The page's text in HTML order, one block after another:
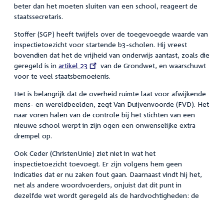
beter dan het moeten sluiten van een school, reageert de
staatssecretaris.
Stoffer (SGP) heeft twijfels over de toegevoegde waarde van
inspectietoezicht voor startende b3-scholen. Hij vreest
bovendien dat het de vrijheid van onderwijs aantast, zoals die
geregeld is in External
link:
artikel 23
van de Grondwet, en waarschuwt
voor te veel staatsbemoeienis.
Het is belangrijk dat de overheid ruimte laat voor afwijkende
mens- en wereldbeelden, zegt Van Duijvenvoorde (FVD). Het
naar voren halen van de controle bij het stichten van een
nieuwe school werpt in zijn ogen een onwenselijke extra
drempel op.
Ook Ceder (ChristenUnie) ziet niet in wat het
inspectietoezicht toevoegt. Er zijn volgens hem geen
indicaties dat er nu zaken fout gaan. Daarnaast vindt hij het,
net als andere woordvoerders, onjuist dat dit punt in
dezelfde wet wordt geregeld als de hardvochtigheden: de